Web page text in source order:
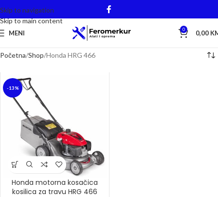
Skip to navigation
Skip to main content
MENI 0 0,00
Početna Shop Honda HRG 466
-13%
Honda motorna kosačica
kosilica za travu HRG 466